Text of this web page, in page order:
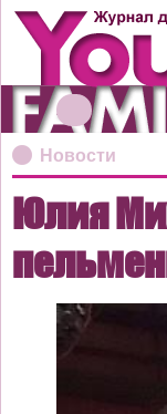
Новости
Юлия